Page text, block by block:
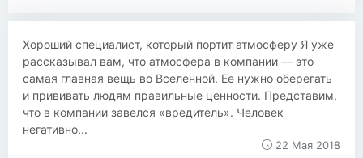
Хороший специалист, который портит атмосферу Я уже
рассказывал вам, что атмосфера в компании — это
самая главная вещь во Вселенной. Ее нужно оберегать
и прививать людям правильные ценности. Представим,
что в компании завелся «вредитель». Человек
негативно...
22 Мая 2018